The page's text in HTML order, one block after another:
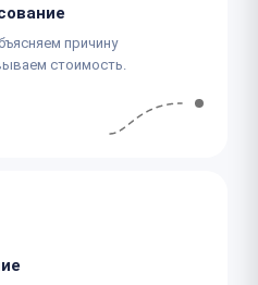
причину
стоимость.